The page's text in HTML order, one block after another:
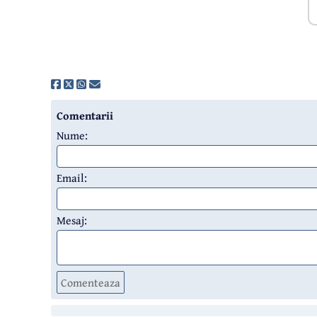
Comentarii
Nume:
Email:
Mesaj:
Comenteaza